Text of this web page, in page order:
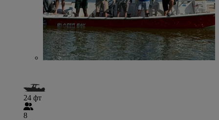
24 фт
8